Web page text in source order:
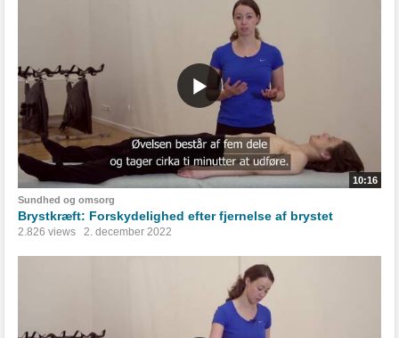
10:16
Sundhed og omsorg
Brystkræft: Forskydelighed efter fjernelse af brystet
2.826 views 2. december 2022